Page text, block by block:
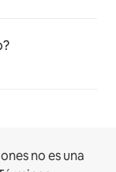
no es una